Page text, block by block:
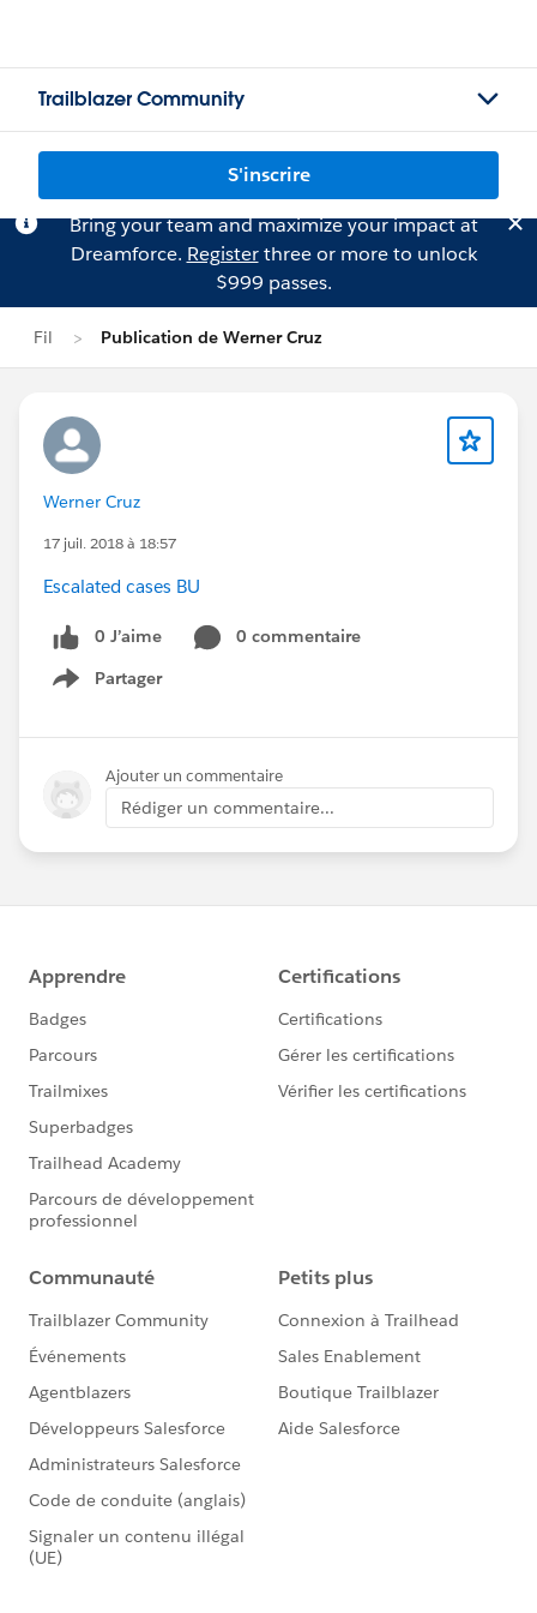
Trailblazer Community
S'inscrire
Bring your team and maximize your impact at
Dreamforce. Registerthree or more to unlock
$999 passes.
Fil Publication de Werner Cruz
Werner Cruz
17 juil. 2018 à 18:57
Escalated cases BU
0 J’aime
0 commentaire
Partager
Show menu
Ajouter un commentaire
Rédiger un commentaire...